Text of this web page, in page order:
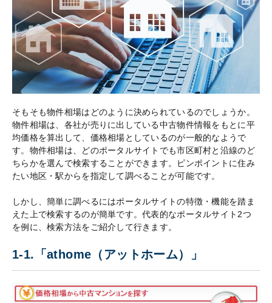
そもそも物件相場はどのように決められているのでしょうか。
物件相場は、各社が売りに出している中古物件情報をもとに平
均価格を算出して、価格相場としているのが一般的なようで
す。物件相場は、どのポータルサイトでも市区町村と沿線のど
ちらかを選んで検索することができます。ピンポイントに住み
たい地区・駅からを指定して調べることが可能です。
しかし、簡単に調べるにはポータルサイトの特徴・機能を踏ま
えた上で検索するのが簡単です。代表的なポータルサイト2つ
を例に、検索方法をご紹介して行きます。
1-1.「athome（アットホーム）」